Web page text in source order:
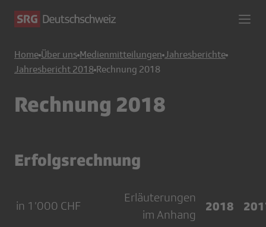
Home Über uns Medienmitteilungen Jahresberichte
Jahresbericht 2018 Rechnung 2018
Rechnung 2018
Erfolgsrechnung
in 1’000 CHF
Erläuterungen
im Anhang
2018